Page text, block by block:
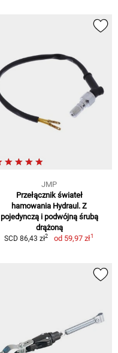
JMP
Przełącznik świateł
hamowania Hydraul. Z
pojedynczą i podwójną śrubą
drążoną
SCD 86,43 zł2 od 59,97 zł1